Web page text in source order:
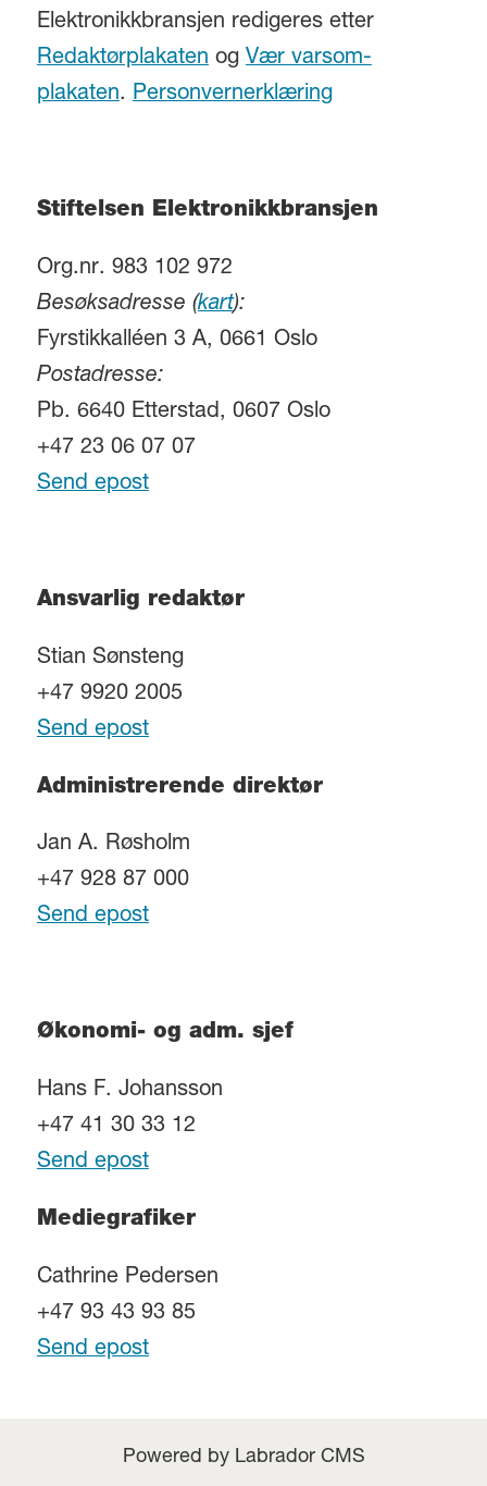
Elektronikkbransjen redigeres etter
Redaktørplakatenog Vær varsom-
plakaten. Personvernerklæring
Stiftelsen Elektronikkbransjen
Org.nr. 983 102 972
Besøksadresse (kart):
Fyrstikkalléen 3 A, 0661 Oslo
Postadresse:
Pb. 6640 Etterstad, 0607 Oslo
+47 23 06 07 07
Send epost
Ansvarlig redaktør
Stian Sønsteng
+47 9920 2005
Send epost
Administrerende direktør
Jan A. Røsholm
+47 928 87 000
Send epost
Økonomi- og adm. sjef
Hans F. Johansson
+47 41 30 33 12
Send epost
Mediegrafiker
Cathrine Pedersen
+47 93 43 93 85
Send epost
Powered by Labrador CMS